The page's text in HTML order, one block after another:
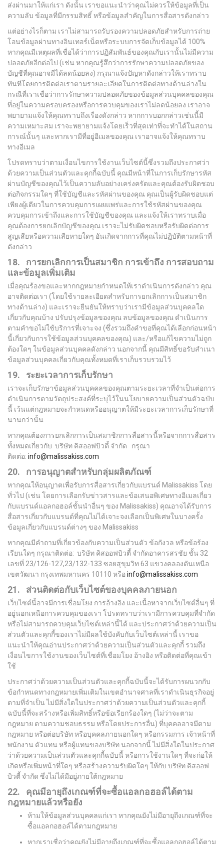
ส่งผ่านมาให้แก่เรา ดังนั้น เราขอแนะนำว่าคุณไม่ควรให้ข้อมูลที่เป็น
ความลับ ข้อมูลที่มีกรรมสิทธิ์ หรือข้อมูลสำคัญในการสื่อสารดังกล่าว
แต่อย่างไรก็ตาม เราไม่สามารถรับรองความปลอดภัยสำหรับการถ่าย
โอนข้อมูลผ่านทางอินเทอร์เน็ตหรือระบบการจัดเก็บข้อมูลได้ 100%
หากคุณมีเหตุผลที่เชื่อได้ว่าการปฏิสัมพันธ์ของคุณกับเรานั้นไม่มีความ
ปลอดภัยอีกต่อไป (เช่น หากคุณรู้สึกว่าการรักษาความปลอดภัยของ
บัญชีที่คุณอาจมีได้ลดน้อยลง) กรุณาแจ้งปัญหาดังกล่าวให้เราทราบ
ทันทีโดยการติดต่อเราตามรายละเอียดในการติดต่อทางด้านล่างใน
กรณีที่เราเชื่อว่าการรักษาความปลอดภัยของข้อมูลส่วนบุคคลของคุณ
ที่อยู่ในความครอบครองหรือการควบคุมของเราไม่ลดน้อยลง เราอาจ
พยายามแจ้งให้คุณทราบถึงเรื่องดังกล่าว หากการบอกกล่าวเช่นนี้มี
ความเหมาะสม เราจะพยายามแจ้งโดยเร็วที่สุดเท่าที่จะทำได้ในสถาน
การณ์นั้นๆ และหากเรามีที่อยู่อีเมลของคุณ เราอาจแจ้งให้คุณทราบ
ทางอีเมล
โปรดทราบว่าตามเงื่อนไขการใช้งานเว็บไซต์นี้ซึ่งรวมถึงประกาศว่า
ด้วยความเป็นส่วนตัวและคุกกี้ฉบับนี้ คุณมีหน้าที่ในการเก็บรักษารหัส
ผ่านบัญชีของคุณไว้เป็นความลับอย่างเคร่งครัดและคุณต้องรับผิดชอบ
ต่อกิจกรรมใดๆ ที่ใช้บัญชีและรหัสผ่านของคุณ คุณเป็นผู้รับผิดชอบแต่
เพียงผู้เดียวในการควบคุมการเผยแพร่และการใช้รหัสผ่านของคุณ
ควบคุมการเข้าถึงและการใช้บัญชีของคุณ และแจ้งให้เราทราบเมื่อ
คุณต้องการยกเลิกบัญชีของคุณ เราจะไม่รับผิดชอบหรือรับผิดต่อการ
สูญเสียหรือความเสียหายใดๆ อันเกิดจากการที่คุณไม่ปฏิบัติตามหน้าที่
ดังกล่าว
18. การยกเลิกการเป็นสมาชิก การเข้าถึง การสอบถาม
และข้อมูลเพิ่มเติม
เมื่อคุณร้องขอและหากกฎหมายกำหนดให้เราดำเนินการดังกล่าว คุณ
อาจติดต่อเรา (โดยใช้รายละเอียดสำหรับการยกเลิกการเป็นสมาชิก
ทางด้านล่าง) และเราจะยืนยันให้ทราบว่าเรามีข้อมูลส่วนบุคคลใด
เกี่ยวกับคุณบ้าง ปรับปรุงข้อมูลของคุณ ลบข้อมูลของคุณ ดำเนินการ
ตามคำขอไม่ใช้บริการที่เจาะจง (ซึ่งรวมถึงคำขอที่คุณได้เลือกก่อนหน้า
นี้เกี่ยวกับการใช้ข้อมูลส่วนบุคคลของคุณ) และ/หรือแก้ไขความไม่ถูก
ต้องใดๆ ในข้อมูลส่วนบุคคลดังกล่าว นอกจากนี้ คุณมีสิทธิ์ขอรับสำเนา
ข้อมูลส่วนบุคคลเกี่ยวกับคุณทั้งหมดที่เราเก็บรวบรวมไว้
19. ระยะเวลาการเก็บรักษา
เราจะเก็บรักษาข้อมูลส่วนบุคคลของคุณตามระยะเวลาที่จำเป็นต่อการ
ดำเนินการตามวัตถุประสงค์ที่ระบุไว้ในนโยบายความเป็นส่วนตัวฉบับ
นี้ เว้นแต่กฎหมายจะกำหนดหรืออนุญาตให้มีระยะเวลาการเก็บรักษาที่
นานกว่านั้น
หากคุณต้องการยกเลิกการเป็นสมาชิกการสื่อสารนี้หรือจากการสื่อสาร
ทั้งหมดเกี่ยวกับ บริษัท คิสออฟบิวตี้ จำกัด กรุณา
ติดต่อ: info@malissakiss.com
20. การอนุญาตสำหรับกลุ่มผลิตภัณฑ์
หากคุณให้อนุญาตเพื่อรับการสื่อสารเกี่ยวกับแบรนด์ Malissakiss โดย
ทั่วไป (เช่น โดยการเลือกรับข่าวสารและข้อเสนอพิเศษทางอีเมลเกี่ยว
กับแบรนด์แอลกอฮอล์ชั้นนำอื่นๆ ของ Malissakiss) คุณอาจได้รับการ
สื่อสารเกี่ยวกับแบรนด์ที่คุณไม่ได้เจาะจงเลือกเป็นพิเศษในบางครั้ง
ข้อมูลเกี่ยวกับแบรนด์ต่างๆ ของ Malissakiss
หากคุณมีคำถามที่เกี่ยวข้องกับความเป็นส่วนตัว ข้อกังวล หรือข้อร้อง
เรียนใดๆ กรุณาติดต่อ: บริษัท คิสออฟบิวตี้ จำกัดอาคารสรชัย ชั้น 32
เลขที่ 23/126-127,23/132-133 ซอยสุขุมวิท 63 แขวงคลองตันเหนือ
เขตวัฒนา กรุงเทพมหานคร 10110 หรือ info@malissakiss.com
21. ส่วนติดต่อกับเว็บไซต์ของบุคคลภายนอก
เว็บไซต์นี้อาจมีการเชื่อมโยง การอ้างอิง และเนื้อหาจากเว็บไซต์อื่นๆ ที่
อยู่นอกเหนือการควบคุมของเรา โปรดทราบว่าเรามีการควบคุมที่จำกัด
หรือไม่สามารถควบคุมเว็บไซต์เหล่านี้ได้ และประกาศว่าด้วยความเป็น
ส่วนตัวและคุกกี้ของเราไม่มีผลใช้บังคับกับเว็บไซต์เหล่านี้ เราขอ
แนะนำให้คุณอ่านประกาศว่าด้วยความเป็นส่วนตัวและคุกกี้ รวมถึง
เงื่อนไขการใช้งานของเว็บไซต์ที่เชื่อมโยง อ้างอิง หรือติดต่อที่คุณเข้า
ใช้
ประกาศว่าด้วยความเป็นส่วนตัวและคุกกี้ฉบับนี้จะได้รับการผนวกกับ
ข้อกำหนดทางกฎหมายเพิ่มเติมในเขตอำนาจศาลที่เราดำเนินธุรกิจอยู่
ตามที่จำเป็น ไม่มีสิ่งใดในประกาศว่าด้วยความเป็นส่วนตัวและคุกกี้
ฉบับนี้ที่จะสร้างหรือเพิ่มสิทธิ์หรือข้อเรียกร้องใดๆ (ไม่ว่าจะตาม
กฎหมาย ตามความชอบธรรม หรือโดยประการอื่น) ที่บุคคลอาจมีตาม
กฎหมาย หรือต่อบริษัท หรือบุคคลภายนอกใดๆ หรือกรรมการ เจ้าหน้าที่
พนักงาน ตัวแทน หรือผู้แทนของบริษัท นอกจากนี้ ไม่มีสิ่งใดในประกาศ
ว่าด้วยความเป็นส่วนตัวและคุกกี้ฉบับนี้ หรือการใช้งานใดๆ ที่จะก่อให้
เกิดหรือเพิ่มหน้าที่ใดๆ หรือสร้างความรับผิดใดๆ ให้กับ บริษัท คิสออฟ
บิวตี้ จำกัด ซึ่งไม่ได้มีอยู่ภายใต้กฎหมาย
22. คุณมีอายุถึงเกณฑ์ที่จะซื้อแอลกอฮอล์ได้ตาม
กฎหมายแล้วหรือยัง
ห้ามให้ข้อมูลส่วนบุคคลแก่เรา หากคุณยังไม่มีอายุถึงเกณฑ์ที่จะ
ซื้อแอลกอฮอล์ได้ตามกฎหมาย
หากเราเชื่อว่าคุณยังไม่มีอายุถึงเกณฑ์ที่จะซื้อแอลกอฮอล์ได้ตาม